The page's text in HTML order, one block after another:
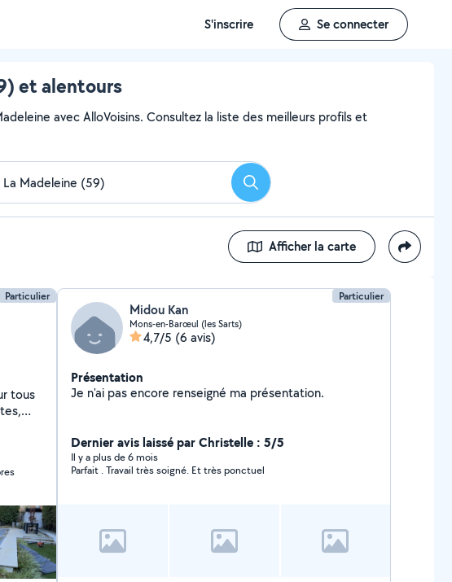
S'inscrire Se connecter
et alentours
avec AlloVoisins. Consultez la liste des meilleurs profils et
Rechercher
Afficher la carte
Particulier
tous
Particulier
Midou Kan
Mons-en-Barœul (les Sarts)
4,7/5 (6 avis)
Présentation
Je n'ai pas encore renseigné ma présentation.
Dernier avis laissé par Christelle : 5/5
Il y a plus de 6 mois
Parfait . Travail très soigné. Et très ponctuel